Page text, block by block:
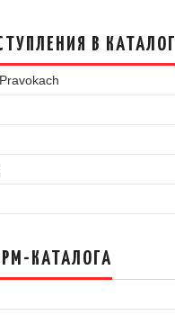
В КАТАЛОГ
КАТАЛОГА